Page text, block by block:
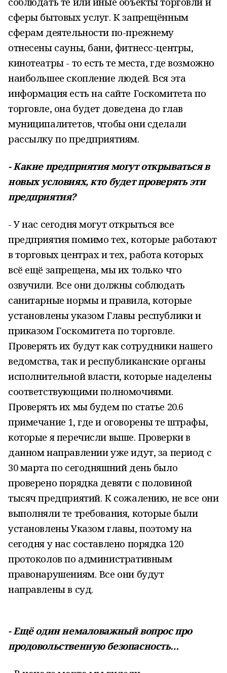
сферы бытовых услуг. К запрещённым
сферам деятельности по-прежнему
отнесены сауны, бани, фитнесс-центры,
кинотеатры - то есть те места, где возможно
наибольшее скопление людей. Вся эта
информация есть на сайте Госкомитета по
торговле, она будет доведена до глав
муниципалитетов, чтобы они сделали
рассылку по предприятиям.
- Какие предприятия могут открываться в
новых условиях, кто будет проверять эти
предприятия?
- У нас сегодня могут открыться все
предприятия помимо тех, которые работают
в торговых центрах и тех, работа которых
всё ещё запрещена, мы их только что
озвучили. Все они должны соблюдать
санитарные нормы и правила, которые
установлены указом Главы республики и
приказом Госкомитета по торговле.
Проверять их будут как сотрудники нашего
ведомства, так и республиканские органы
исполнительной власти, которые наделены
соответствующими полномочиями.
Проверять их мы будем по статье 20.6
примечание 1, где и оговорены те штрафы,
которые я перечисли выше. Проверки в
данном направлении уже идут, за период с
30 марта по сегодняшний день было
проверено порядка девяти с половиной
тысяч предприятий. К сожалению, не все они
выполняли те требования, которые были
установлены Указом главы, поэтому на
сегодня у нас составлено порядка 120
протоколов по административным
правонарушениям. Все они будут
направлены в суд.
- Ещё один немаловажный вопрос про
продовольственную безопасность…